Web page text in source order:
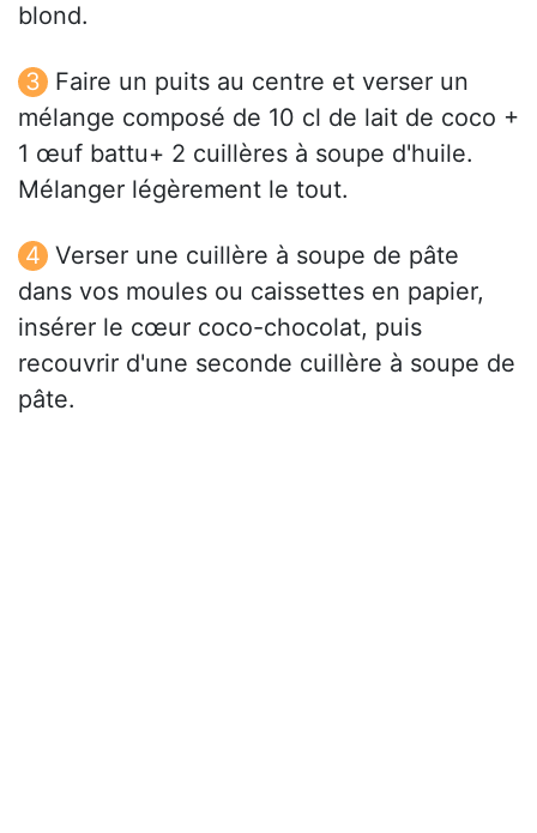
blond.
Faire un puits au centre et verser un
mélange composé de 10 cl de lait de coco +
1 œuf battu+ 2 cuillères à soupe d'huile.
Mélanger légèrement le tout.
Verser une cuillère à soupe de pâte
dans vos moules ou caissettes en papier,
insérer le cœur coco-chocolat, puis
recouvrir d'une seconde cuillère à soupe de
pâte.